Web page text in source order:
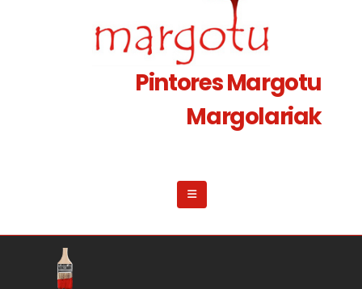
Pintores Margotu
Margolariak